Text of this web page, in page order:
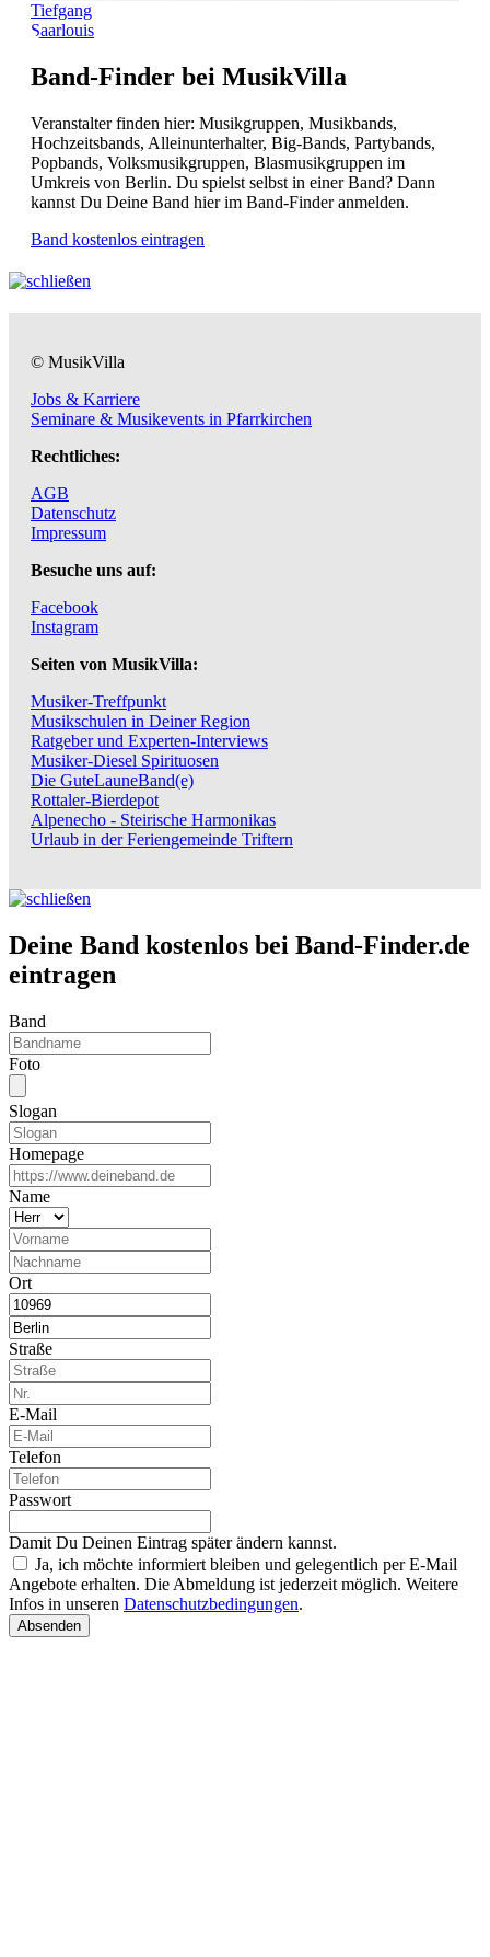
Tiefgang
Saarlouis
Band-Finder bei MusikVilla
Veranstalter finden hier: Musikgruppen, Musikbands,
Hochzeitsbands, Alleinunterhalter, Big-Bands, Partybands,
Popbands, Volksmusikgruppen, Blasmusikgruppen im
Umkreis von Berlin. Du spielst selbst in einer Band? Dann
kannst Du Deine Band hier im Band-Finder anmelden.
Band kostenlos eintragen
© MusikVilla
Jobs & Karriere
Seminare & Musikevents in Pfarrkirchen
Rechtliches:
AGB
Datenschutz
Impressum
Besuche uns auf:
Facebook
Instagram
Seiten von MusikVilla:
Musiker-Treffpunkt
Musikschulen in Deiner Region
Ratgeber und Experten-Interviews
Musiker-Diesel Spirituosen
Die GuteLauneBand(e)
Rottaler-Bierdepot
Alpenecho - Steirische Harmonikas
Urlaub in der Feriengemeinde Triftern
Deine Band kostenlos bei Band-Finder.de
eintragen
Band
Foto
Slogan
Homepage
Name
Ort
Straße
E-Mail
Telefon
Passwort
Damit Du Deinen Eintrag später ändern kannst.
Ja, ich möchte informiert bleiben und gelegentlich per E-Mail
Angebote erhalten. Die Abmeldung ist jederzeit möglich. Weitere
Infos in unseren Datenschutzbedingungen.
Absenden